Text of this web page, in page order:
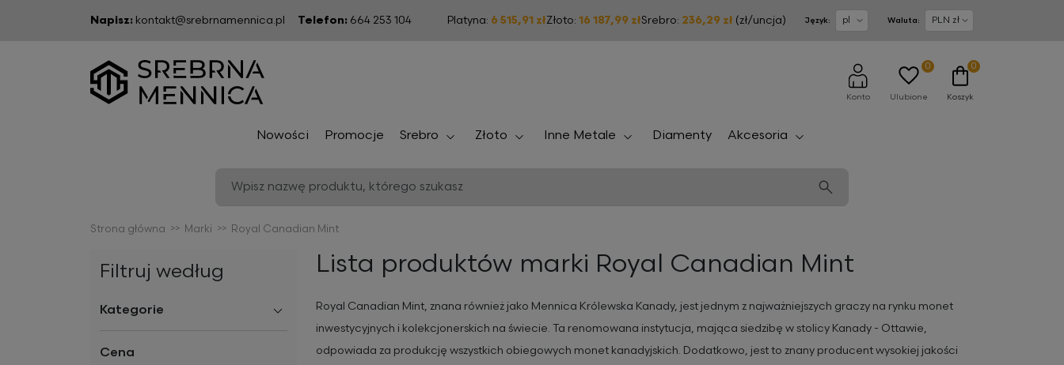
Napisz: kontakt@srebrnamennica.pl Telefon: 664 253 104 Platyna: 6 515,91 złZłoto: 16 187,99 złSrebro: 236,29 zł (zł/uncja) Język: Waluta:
Konto Ulubione
0 0
Koszyk
Nowości Promocje Srebro Złoto Inne Metale Diamenty Akcesoria
Strona główna Marki Royal Canadian Mint
Filtruj według
Kategorie
Cena
Lista produktów marki Royal Canadian Mint
Royal Canadian Mint, znana również jako Mennica Królewska Kanady, jest jednym z najważniejszych graczy na rynku monet
inwestycyjnych i kolekcjonerskich na świecie. Ta renomowana instytucja, mająca siedzibę w stolicy Kanady - Ottawie,
odpowiada za produkcję wszystkich obiegowych monet kanadyjskich. Dodatkowo, jest to znany producent wysokiej jakości